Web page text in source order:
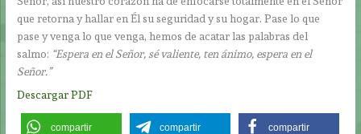
que retorna y hallar en Él su seguridad y su hogar. Pase lo que
pase y venga lo que venga, hemos de acatar las palabras del
salmo: “Espera en el Señor, sé valiente, ten ánimo, espera en el
Señor.”
Descargar PDF
compartir compartir compartir